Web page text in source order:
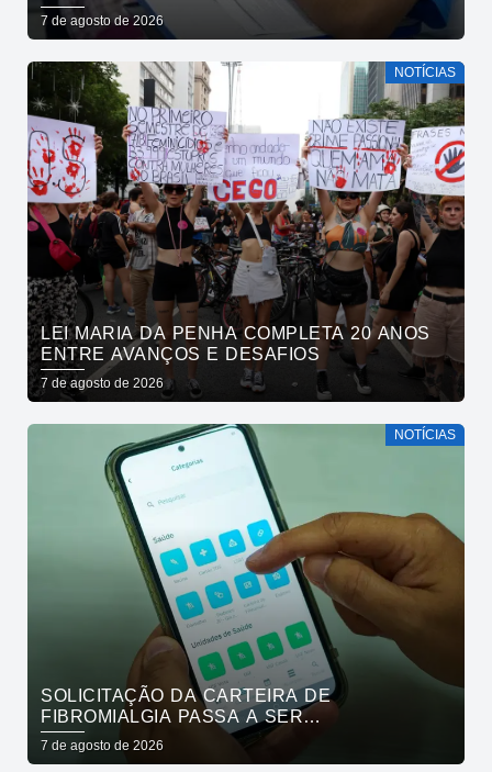
CRESCIMENTO NA EDUCAÇÃO PÚBLICA
7 de agosto de 2026
NOTÍCIAS
LEI MARIA DA PENHA COMPLETA 20 ANOS
ENTRE AVANÇOS E DESAFIOS
7 de agosto de 2026
NOTÍCIAS
SOLICITAÇÃO DA CARTEIRA DE
FIBROMIALGIA PASSA A SER
EXCLUSIVAMENTE PELO APLICATIVO JOÃO
PESSOA NA PALMA DA MÃO
7 de agosto de 2026